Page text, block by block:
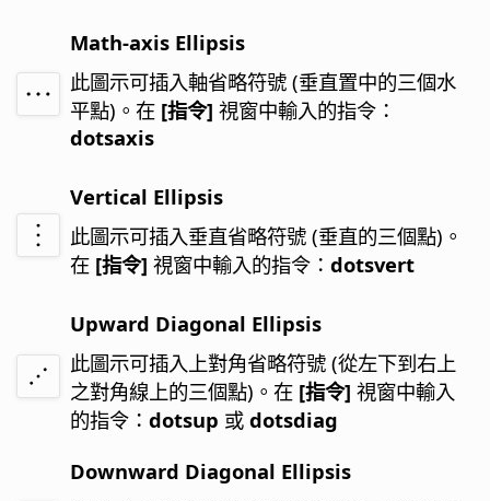
Math-axis Ellipsis
此圖示可插入軸省略符號 (垂直置中的三個水
平點)。在 [指令] 視窗中輸入的指令：
dotsaxis
Vertical Ellipsis
此圖示可插入垂直省略符號 (垂直的三個點)。
在 [指令] 視窗中輸入的指令：dotsvert
Upward Diagonal Ellipsis
此圖示可插入上對角省略符號 (從左下到右上
之對角線上的三個點)。在 [指令] 視窗中輸入
的指令：dotsup 或dotsdiag
Downward Diagonal Ellipsis